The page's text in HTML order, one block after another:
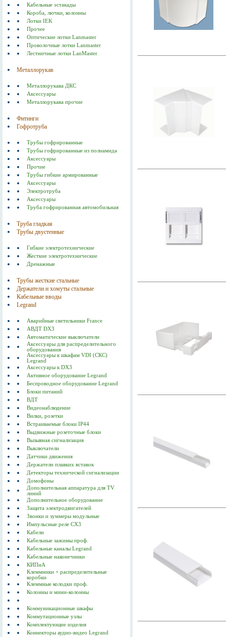
Кабельные эстакады
Короба, лючки, колонны
Лотки IEK
Прочее
Оптические лотки Lanmaster
Проволочные лотки Lanmaster
Лестничные лотки LanMaster
Металлорукав
Металлорукава ДКС
Аксессуары
Металлорукава прочие
Фитинги
Гофротруба
Трубы гофрированные
Трубы гофрированные из полиамида
Аксессуары
Прочие
Трубы гибкие армированные
Аксессуары
Электротруба
Аксессуары
Труба гофрированная автомобильная
Труба гладкая
Трубы двустенные
Гибкие электротехнические
Жесткие электротехнические
Дренажные
Трубы жесткие стальные
Держатели и хомуты стальные
Кабельные вводы
Legrand
Аварийные светильники France
АВДТ DX3
Автоматические выключатели
Аксессуары для распределительного
оборудования
Аксессуары к шкафам VDI (СКС)
Legrand
Аксессуары к DX3
Активное оборудование Legrand
Беспроводное оборудование Legrand
Блоки питаний
ВДТ
Видеонаблюдение
Вилки, розетки
Встраиваемые блоки IP44
Выдвижные розеточные блоки
Вызывная сигнализация
Выключатели
Датчики движения
Держатели плавких вставок
Детекторы технической сигнализации
Домофоны
Дополнительная аппаратура для TV
линий
Дополнительное оборудование
Защита электродвигателей
Звонки и зуммеры модульные
Импульсные реле CX3
Кабели
Кабельные зажимы проф.
Кабельные каналы Legrand
Кабельные наконечники
КИПиА
Клеммники + распределительные
коробки
Клеммные колодки проф.
Колонны и мини-колонны
Коммуникационные шкафы
Коммутационные узлы
Комплектующие изделия
Коннекторы аудио-видео Legrand